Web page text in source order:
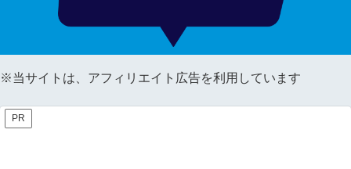
※当サイトは、アフィリエイト広告を利用しています
PR